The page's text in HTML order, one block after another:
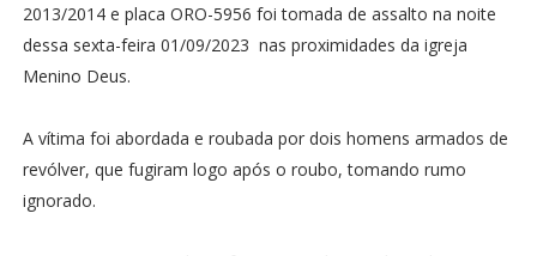
2013/2014 e placa ORO-5956 foi tomada de assalto na noite
dessa sexta-feira 01/09/2023 nas proximidades da igreja
Menino Deus.
A vítima foi abordada e roubada por dois homens armados de
revólver, que fugiram logo após o roubo, tomando rumo
ignorado.